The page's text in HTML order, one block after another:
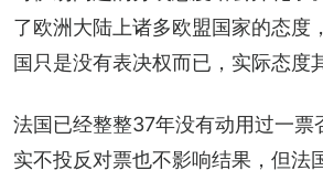
了欧洲大陆上诸多欧盟国家的态度
国只是没有表决权而已，实际态度
法国已经整整37年没有动用过一票
实不投反对票也不影响结果，但法